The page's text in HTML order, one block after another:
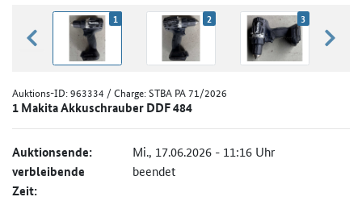
zurück blättern
1 2 3
Auktions-ID:963334 / Charge: STBA PA 71/2026
1 Makita Akkuschrauber DDF 484
Auktionsende: Mi., 17.06.2026 - 11:16 Uhr
verbleibende
Zeit:
beendet